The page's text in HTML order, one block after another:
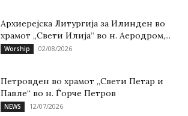
Архиерејска Литургија за Илинден во
храмот „Свети Илија“ во н. Аеродром,...
Worship 02/08/2026
Петровден во храмот „Свети Петар и
Павле“ во н. Ѓорче Петров
NEWS 12/07/2026